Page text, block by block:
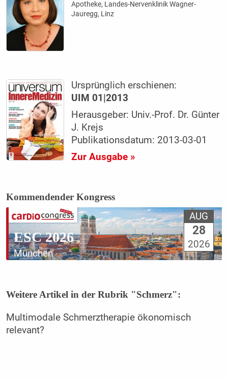
Apotheke, Landes-Nervenklinik Wagner-
Jauregg, Linz
Ursprünglich erschienen:
UIM 01|2013
Herausgeber: Univ.-Prof. Dr. Günter
J. Krejs
Publikationsdatum: 2013-03-01
Zur Ausgabe »
Kommendender Kongress
ESC 2026
München
AUG
28
2026
Weitere Artikel in der Rubrik "Schmerz":
Multimodale Schmerztherapie ökonomisch
relevant?